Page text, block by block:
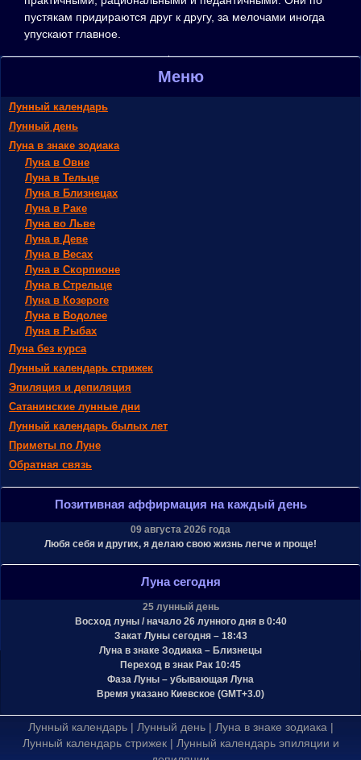
пустякам придираются друг к другу, за мелочами иногда
упускают главное.
Меню
Лунный календарь
Лунный день
Луна в знаке зодиака
Луна в Овне
Луна в Тельце
Луна в Близнецах
Луна в Раке
Луна во Льве
Луна в Деве
Луна в Весах
Луна в Скорпионе
Луна в Стрельце
Луна в Козероге
Луна в Водолее
Луна в Рыбах
Луна без курса
Лунный календарь стрижек
Эпиляция и депиляция
Сатанинские лунные дни
Лунный календарь былых лет
Приметы по Луне
Обратная связь
Позитивная аффирмация на каждый день
09 августа 2026 года
Любя себя и других, я делаю свою жизнь легче и проще!
Луна сегодня
25 лунный день
Восход луны / начало 26 лунного дня в 0:40
Закат Луны сегодня – 18:43
Луна в знаке Зодиака – Близнецы
Переход в знак Рак 10:45
Фаза Луны – убывающая Луна
Время указано Киевское (GMT+3.0)
Лунный календарь| Лунный день| Луна в знаке зодиака|
Лунный календарь стрижек| Лунный календарь эпиляции и